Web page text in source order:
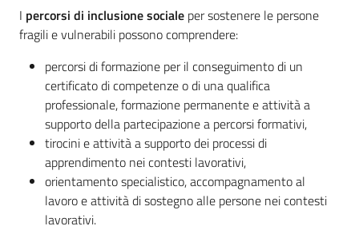
I percorsi di inclusione sociale per sostenere le persone
fragili e vulnerabili possono comprendere:
percorsi di formazione per il conseguimento di un
certificato di competenze o di una qualifica
professionale, formazione permanente e attività a
supporto della partecipazione a percorsi formativi,
tirocini e attività a supporto dei processi di
apprendimento nei contesti lavorativi,
orientamento specialistico, accompagnamento al
lavoro e attività di sostegno alle persone nei contesti
lavorativi.